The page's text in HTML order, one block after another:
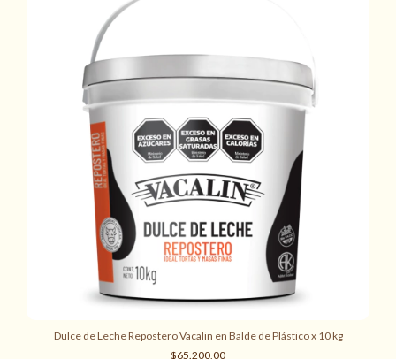
Dulce de Leche Repostero Vacalin en Balde de Plástico x 10 kg
$65.200,00